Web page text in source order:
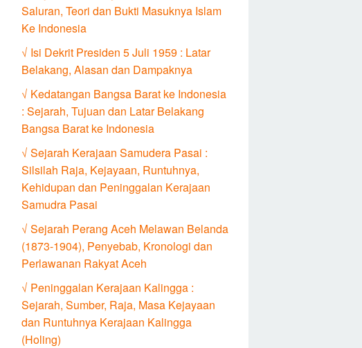
Saluran, Teori dan Bukti Masuknya Islam
Ke Indonesia
√ Isi Dekrit Presiden 5 Juli 1959 : Latar
Belakang, Alasan dan Dampaknya
√ Kedatangan Bangsa Barat ke Indonesia
: Sejarah, Tujuan dan Latar Belakang
Bangsa Barat ke Indonesia
√ Sejarah Kerajaan Samudera Pasai :
Silsilah Raja, Kejayaan, Runtuhnya,
Kehidupan dan Peninggalan Kerajaan
Samudra Pasai
√ Sejarah Perang Aceh Melawan Belanda
(1873-1904), Penyebab, Kronologi dan
Perlawanan Rakyat Aceh
√ Peninggalan Kerajaan Kalingga :
Sejarah, Sumber, Raja, Masa Kejayaan
dan Runtuhnya Kerajaan Kalingga
(Holing)